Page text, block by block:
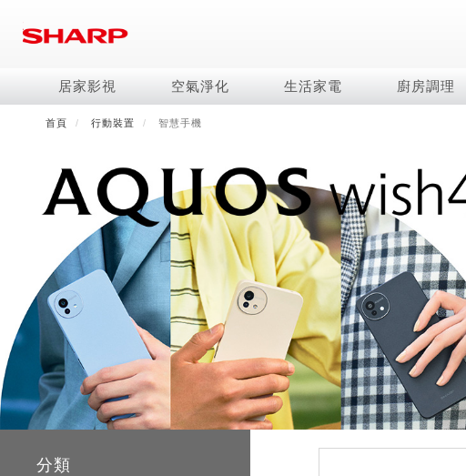
居家影視 空氣淨化 生活家電 廚房調理
AQUOS 8K
AQUOS XLED
AQUOS QLED
AQUOS 4K UHD
AQUOS 2K FHD
藍牙音響
Purefit空氣美學機
AIoT智慧空氣清淨機
水活力空氣清淨機
空氣清淨機
自動除菌離子產生器
冷暖型
AIoT智慧空調
冷專型
故障代碼查詢
電風扇系列
DC直流馬達立扇
3D清淨循環扇
涼暖離子扇
暖風系列
多功能暖烘機
冷凍庫
六門
五門(左右開)
三門
雙門
冰箱系列介紹
四門對開除菌冰箱
左右開除菌冰箱
FAQ
無孔槽洗衣機
左右開冰箱
無線吸塵器
AIoT智慧水波爐
水波爐
AIoT智慧零水鍋
零水鍋
淨水器
超淨系列淨水器
淨水器濾芯
FAQ
iBarista 智慧咖啡機
零水鍋
水波爐
LED吸頂燈 高科技鞋履賦活器
水活力美容保濕器
吹風機
正負離子造型器
商用顯示器
商用投影機
觸控式電子白板
拼接電視牆
DirectView LED
商用微波爐
商用空氣清淨機
首頁 行動裝置 智慧手機
分類